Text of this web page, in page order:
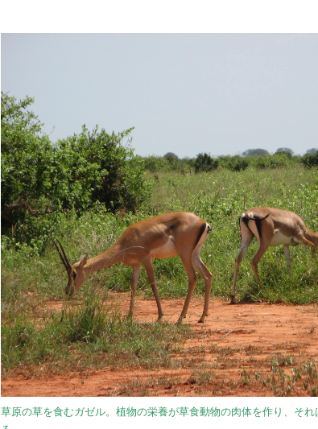
草原の草を食むガゼル。植物の栄養が草食動物の肉体を作り、そ